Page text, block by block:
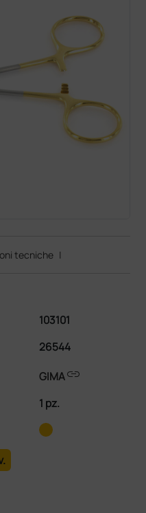
tecniche |
103101
26544
GIMAlink
1 pz.